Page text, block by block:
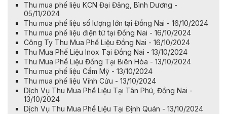
Thu mua phế liệu KCN Đại Đăng, Bình Dương -
05/11/2024
Thu mua phế liệu số lượng lớn tại Đồng Nai - 16/10/2024
Thu mua phế liệu điện tử tại Đồng Nai - 16/10/2024
Công Ty Thu Mua Phế Liệu Đồng Nai - 16/10/2024
Thu Mua Phế Liệu Inox Tại Đồng Nai - 13/10/2024
​​​​​​​Thu Mua Phế Liệu Đồng Tại Biên Hòa - 13/10/2024
Thu mua phế liệu Cẩm Mỹ - 13/10/2024
Thu mua phế liệu Vĩnh Cửu - 13/10/2024
Dịch Vụ Thu Mua Phế Liệu Tại Tân Phú, Đồng Nai -
13/10/2024
Dịch Vụ Thu Mua Phế Liệu Tại Định Quán - 13/10/2024